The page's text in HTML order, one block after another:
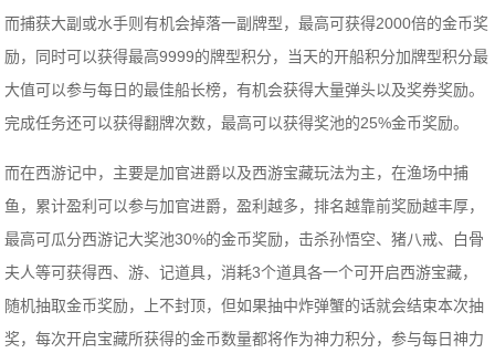
而捕获大副或水手则有机会掉落一副牌型，最高可获得2000倍的金币奖
励，同时可以获得最高9999的牌型积分，当天的开船积分加牌型积分最
大值可以参与每日的最佳船长榜，有机会获得大量弹头以及奖券奖励。
完成任务还可以获得翻牌次数，最高可以获得奖池的25%金币奖励。
而在西游记中，主要是加官进爵以及西游宝藏玩法为主，在渔场中捕
鱼，累计盈利可以参与加官进爵，盈利越多，排名越靠前奖励越丰厚，
最高可瓜分西游记大奖池30%的金币奖励，击杀孙悟空、猪八戒、白骨
夫人等可获得西、游、记道具，消耗3个道具各一个可开启西游宝藏，
随机抽取金币奖励，上不封顶，但如果抽中炸弹蟹的话就会结束本次抽
奖，每次开启宝藏所获得的金币数量都将作为神力积分，参与每日神力